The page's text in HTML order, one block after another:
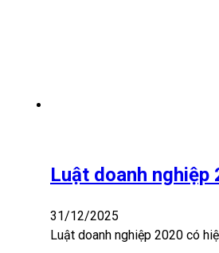
Luật doanh
31/12/2025
Luật doanh nghiệp 2020 có